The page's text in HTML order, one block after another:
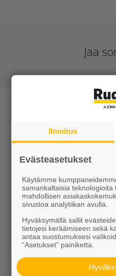
Jaa
KEVEÄ
Pihakivet ja
Kaivot
Ilmoitus
Evästeasetukset
Käytämme
samankaltaisia
mahdollisen
sivustoa analytiikan avulla.
Hyväksymällä sallit
tietojesi keräämiseen sekä
antaa suostumuksesi
“Asetukset” painiketta.